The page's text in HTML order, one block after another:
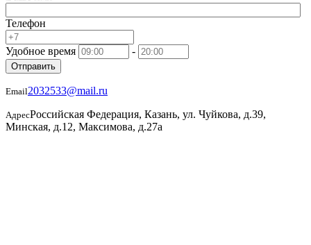
Телефон
Удобное время -
Отправить
Email2032533@mail.ru
АдресРоссийская Федерация, Казань, ул. Чуйкова, д.39,
Минская, д.12, Максимова, д.27а